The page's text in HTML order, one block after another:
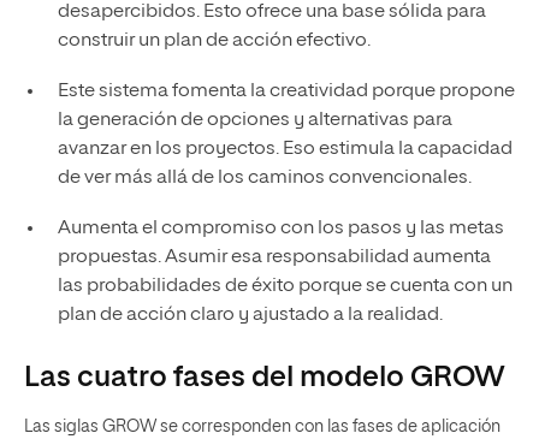
desapercibidos. Esto ofrece una base sólida para
construir un plan de acción efectivo.
Este sistema fomenta la creatividad porque propone
la generación de opciones y alternativas para
avanzar en los proyectos. Eso estimula la capacidad
de ver más allá de los caminos convencionales.
Aumenta el compromiso con los pasos y las metas
propuestas. Asumir esa responsabilidad aumenta
las probabilidades de éxito porque se cuenta con un
plan de acción claro y ajustado a la realidad.
Las cuatro fases del modelo GROW
Las siglas GROW se corresponden con las fases de aplicación